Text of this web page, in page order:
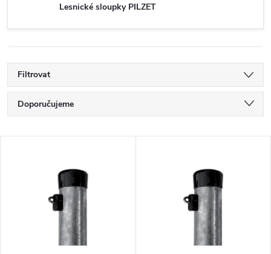
Lesnické sloupky PILZET
Filtrovat
Ř
a
Doporučujeme
Nejprodávanější
Abecedně